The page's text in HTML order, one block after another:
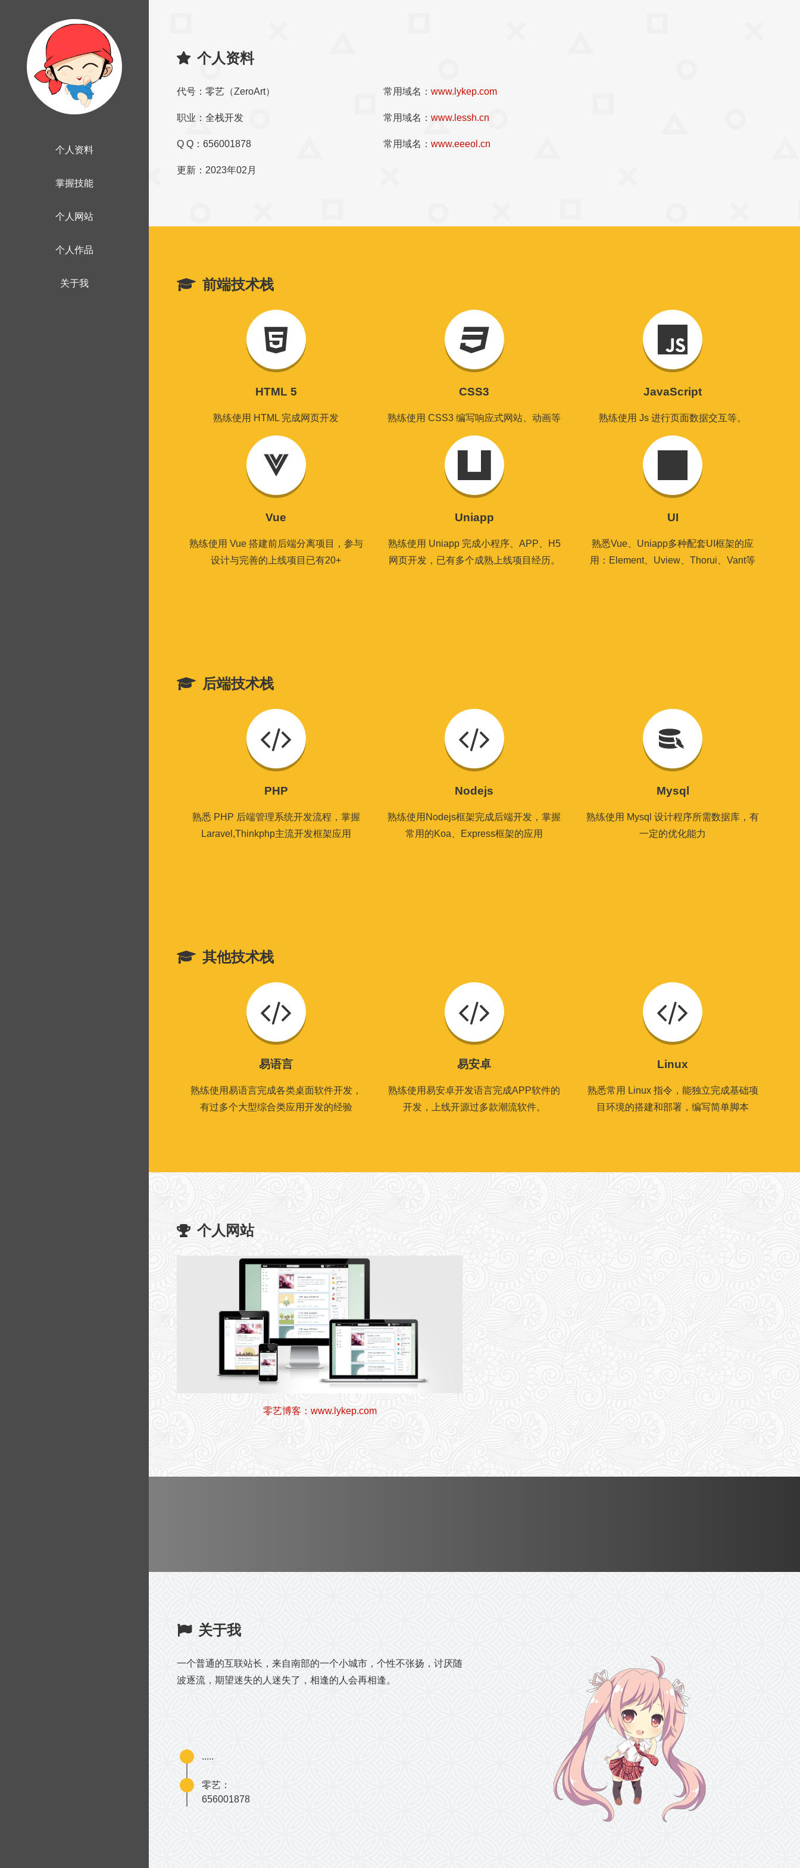
个人资料
掌握技能
个人网站
个人作品
关于我
个人资料
代号：零艺（ZeroArt）
职业：全栈开发
Q Q：656001878
更新：2023年02月
常用域名： www.lykep.com
常用域名： www.lessh.cn
常用域名： www.eeeol.cn
前端技术栈
HTML 5
熟练使用 HTML 完成网页开发
CSS3
熟练使用 CSS3 编写响应式网站、动画等
JavaScript
熟练使用 Js 进行页面数据交互等。
Vue
熟练使用 Vue 搭建前后端分离项目，参与
设计与完善的上线项目已有20+
Uniapp
熟练使用 Uniapp 完成小程序、APP、H5
网页开发，已有多个成熟上线项目经历。
UI
熟悉Vue、Uniapp多种配套UI框架的应
用：Element、Uview、Thorui、Vant等
后端技术栈
PHP
熟悉 PHP 后端管理系统开发流程，掌握
Laravel,Thinkphp主流开发框架应用
Nodejs
熟练使用Nodejs框架完成后端开发，掌握
常用的Koa、Express框架的应用
Mysql
熟练使用 Mysql 设计程序所需数据库，有
一定的优化能力
其他技术栈
易语言
熟练使用易语言完成各类桌面软件开发，
有过多个大型综合类应用开发的经验
易安卓
熟练使用易安卓开发语言完成APP软件的
开发，上线开源过多款潮流软件。
Linux
熟悉常用 Linux 指令，能独立完成基础项
目环境的搭建和部署，编写简单脚本
个人网站
零艺博客：www.lykep.com
关于我
一个普通的互联站长，来自南部的一个小城市，个性不张扬，讨厌随
波逐流，期望迷失的人迷失了，相逢的人会再相逢。
.....
零艺：
656001878